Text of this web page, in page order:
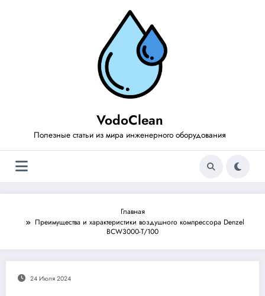
VodoClean
Полезные статьи из мира инженерного оборудования
Главная
Преимущества и характеристики воздушного компрессора Denzel
BCW3000-T/100
24 Июля 2024